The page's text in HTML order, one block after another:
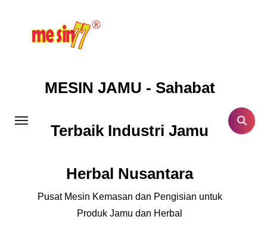
MESIN JAMU - Sahabat
Terbaik Industri Jamu
Herbal Nusantara
Pusat Mesin Kemasan dan Pengisian untuk
Produk Jamu dan Herbal